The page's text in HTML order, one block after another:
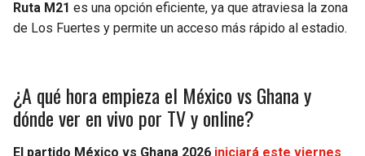
Ruta M21 es una opción eficiente, ya que atraviesa la zona
de Los Fuertes y permite un acceso más rápido al estadio.
¿A qué hora empieza el México vs Ghana y
dónde ver en vivo por TV y online?
El partido México vs Ghana 2026 iniciará este viernes